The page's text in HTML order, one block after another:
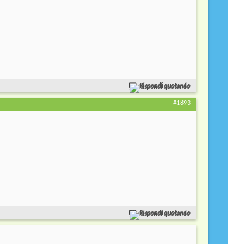
Rispondi quotando
#1893
Rispondi quotando